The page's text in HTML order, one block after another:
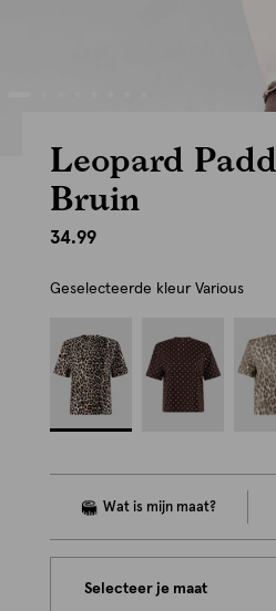
Leopard
Bruin
34.99
Geselecteerde kleur Various
Selecteer je maat